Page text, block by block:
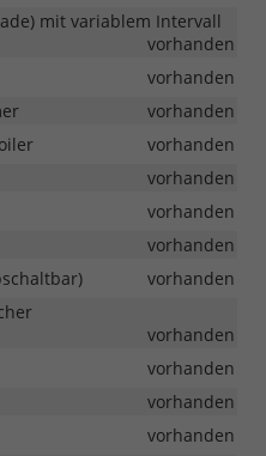
mit variablem Intervall
vorhanden
vorhanden
vorhanden
vorhanden
vorhanden
vorhanden
vorhanden
vorhanden
vorhanden
vorhanden
vorhanden
vorhanden